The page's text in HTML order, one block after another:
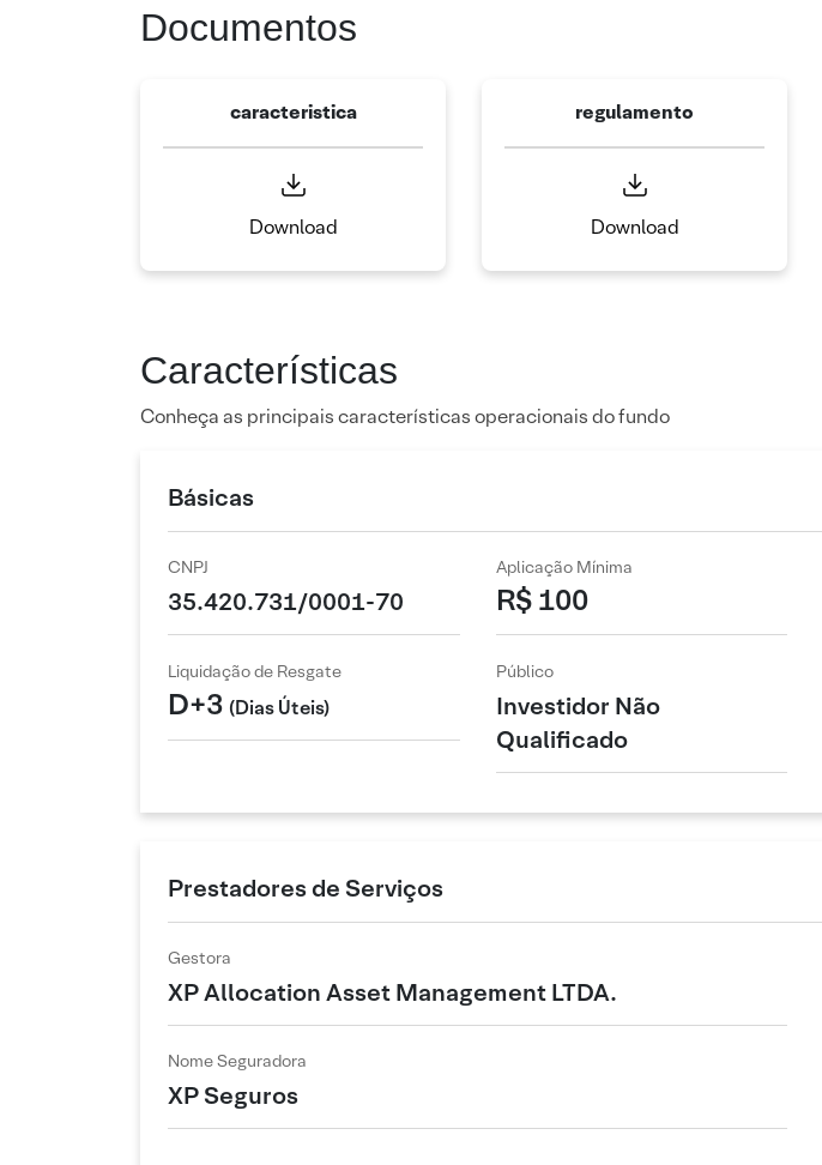
Documentos
caracteristica
Download
regulamento
Download
Características
Conheça as principais características operacionais do fundo
Básicas
CNPJ
35.420.731/0001-70
Aplicação Mínima
R$ 100
Liquidação de Resgate
D+3 (Dias Úteis)
Público
Investidor Não
Qualificado
Prestadores de Serviços
Gestora
XP Allocation Asset Management LTDA.
Nome Seguradora
XP Seguros